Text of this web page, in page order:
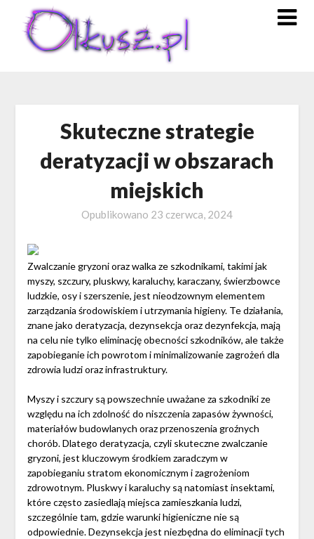
content
Skuteczne strategie
deratyzacji w obszarach
miejskich
Opublikowano 23 czerwca, 2024
Zwalczanie gryzoni oraz walka ze szkodnikami, takimi jak
myszy, szczury, pluskwy, karaluchy, karaczany, świerzbowce
ludzkie, osy i szerszenie, jest nieodzownym elementem
zarządzania środowiskiem i utrzymania higieny. Te działania,
znane jako deratyzacja, dezynsekcja oraz dezynfekcja, mają
na celu nie tylko eliminację obecności szkodników, ale także
zapobieganie ich powrotom i minimalizowanie zagrożeń dla
zdrowia ludzi oraz infrastruktury.
Myszy i szczury są powszechnie uważane za szkodniki ze
względu na ich zdolność do niszczenia zapasów żywności,
materiałów budowlanych oraz przenoszenia groźnych
chorób. Dlatego deratyzacja, czyli skuteczne zwalczanie
gryzoni, jest kluczowym środkiem zaradczym w
zapobieganiu stratom ekonomicznym i zagrożeniom
zdrowotnym. Pluskwy i karaluchy są natomiast insektami,
które często zasiedlają miejsca zamieszkania ludzi,
szczególnie tam, gdzie warunki higieniczne nie są
odpowiednie. Dezynsekcja jest niezbędna do eliminacji tych